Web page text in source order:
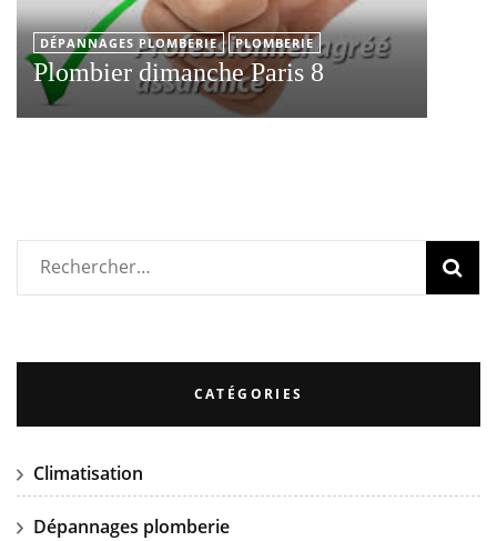
DÉPANNAGES PLOMBERIE PLOMBERIE
Plombier dimanche Paris 8
Rechercher :
CATÉGORIES
Climatisation
Dépannages plomberie